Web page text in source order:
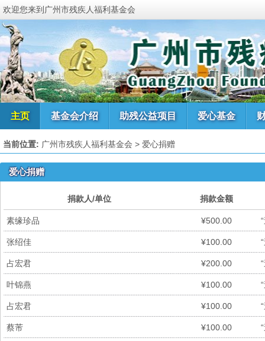
欢迎您来到广州市残疾人福利基金会
主页 基金会介绍 助残公益项目 爱心基金
当前位置: 广州市残疾人福利基金会 > 爱心捐赠
爱心捐赠
捐款人/单位 捐款金额
素缘珍品 ¥500.00
张绍佳 ¥100.00
占宏君 ¥200.00
叶锦燕 ¥100.00
占宏君 ¥100.00
蔡芾 ¥100.00